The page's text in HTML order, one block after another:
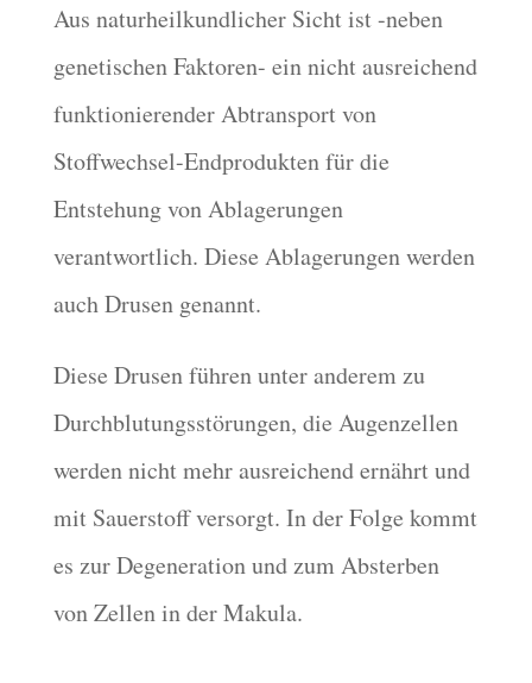
Aus naturheilkundlicher Sicht ist -neben
genetischen Faktoren- ein nicht ausreichend
funktionierender Abtransport von
Stoffwechsel-Endprodukten für die
Entstehung von Ablagerungen
verantwortlich. Diese Ablagerungen werden
auch Drusen genannt.
Diese Drusen führen unter anderem zu
Durchblutungsstörungen, die Augenzellen
werden nicht mehr ausreichend ernährt und
mit Sauerstoff versorgt. In der Folge kommt
es zur Degeneration und zum Absterben
von Zellen in der Makula.